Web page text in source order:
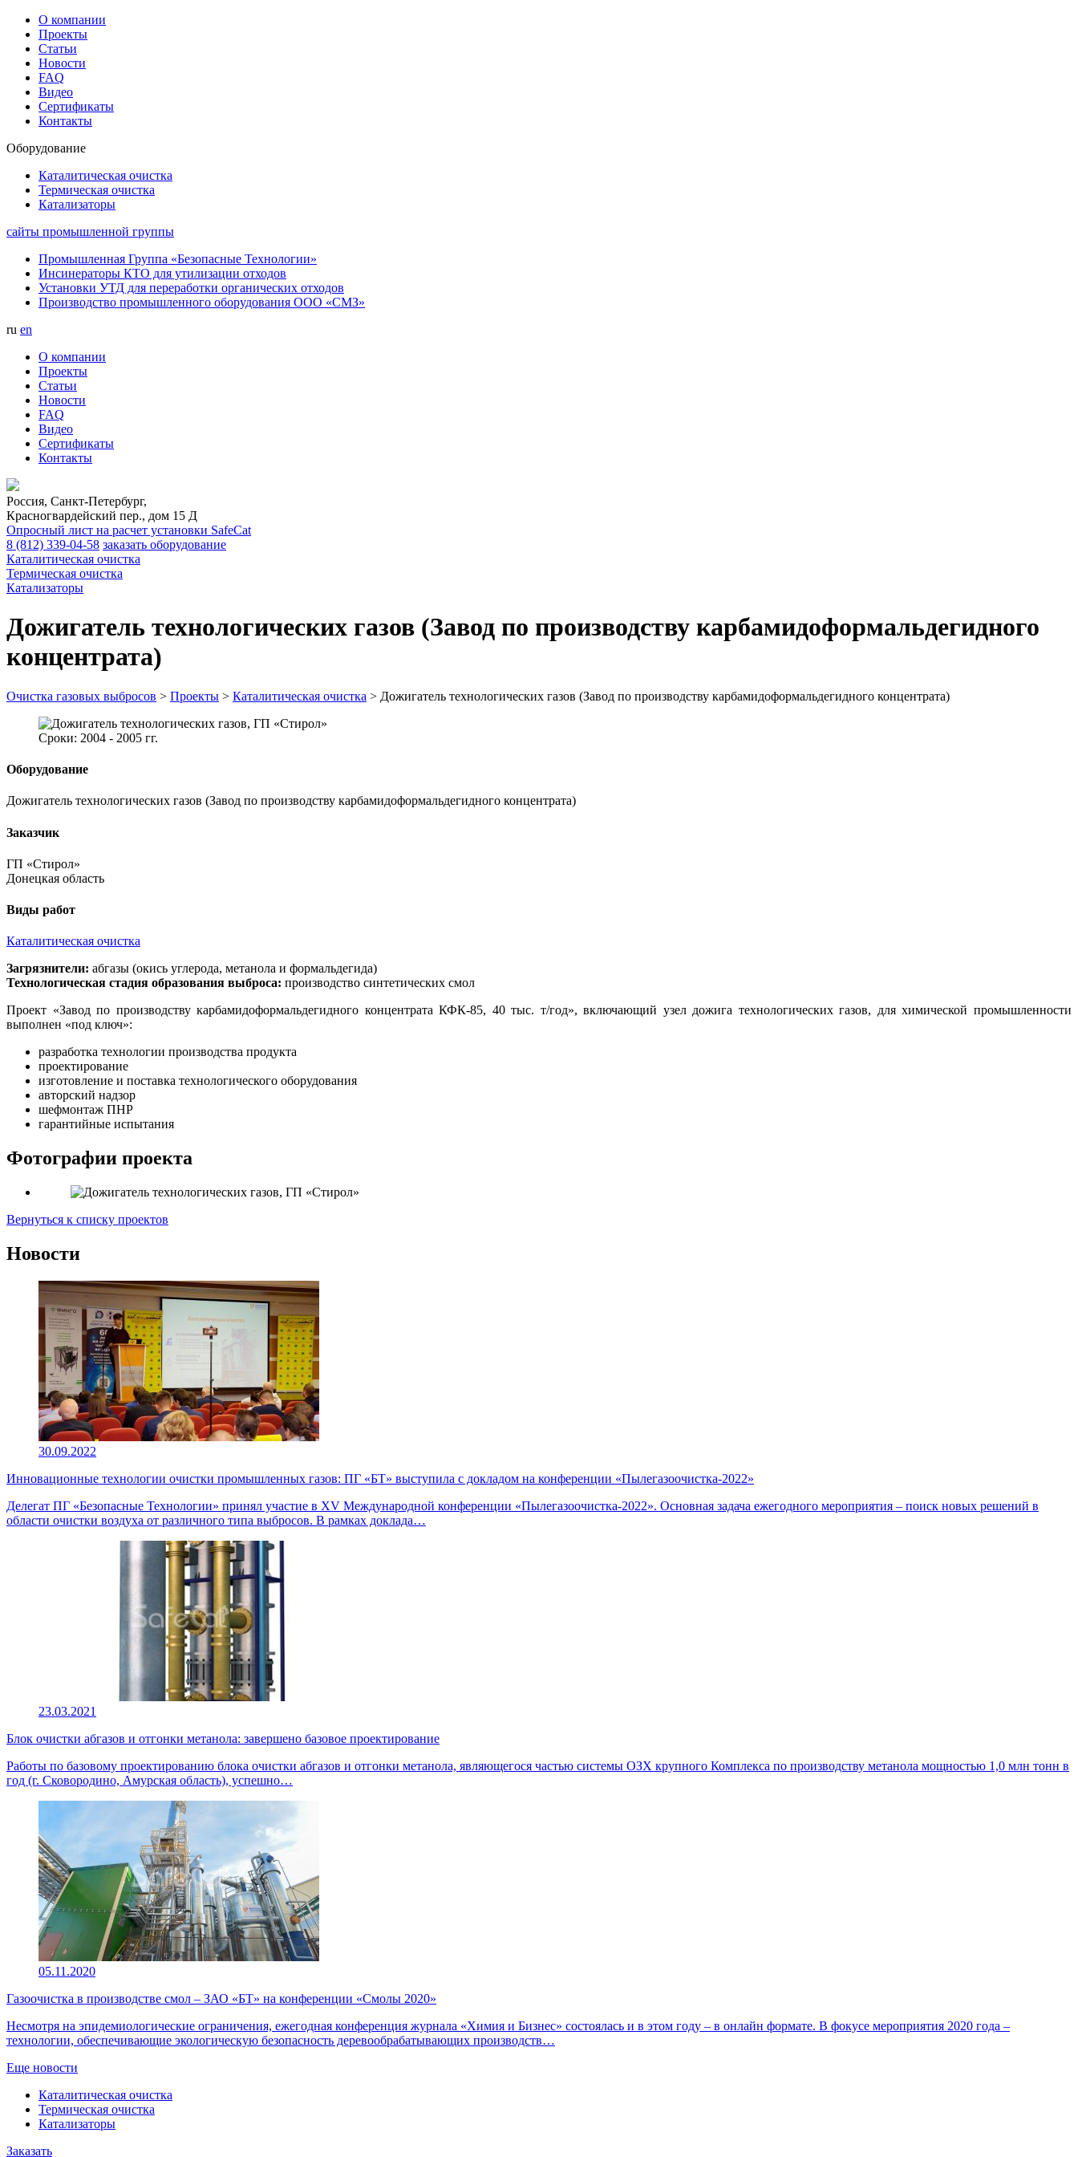
О компании
Проекты
Статьи
Новости
FAQ
Видео
Сертификаты
Контакты
Оборудование
Каталитическая очистка
Термическая очистка
Катализаторы
сайты промышленной группы
Промышленная Группа «Безопасные Технологии»
Инсинераторы КТО для утилизации отходов
Установки УТД для переработки органических отходов
Производство промышленного оборудования ООО «СМЗ»
ru en
О компании
Проекты
Статьи
Новости
FAQ
Видео
Сертификаты
Контакты
Россия, Санкт-Петербург,
Красногвардейский пер., дом 15 Д
Опросный лист на расчет установки SafeCat
8 (812) 339-04-58 заказать оборудование
Каталитическая очистка
Термическая очистка
Катализаторы
Дожигатель технологических газов (Завод по производству карбамидоформальдегидного
концентрата)
Очистка газовых выбросов > Проекты > Каталитическая очистка > Дожигатель технологических газов (Завод по производству карбамидоформальдегидного концентрата)
Сроки: 2004 - 2005 гг.
Оборудование
Дожигатель технологических газов (Завод по производству карбамидоформальдегидного концентрата)
Заказчик
ГП «Стирол»
Донецкая область
Виды работ
Каталитическая очистка
Загрязнители: абгазы (окись углерода, метанола и формальдегида)
Технологическая стадия образования выброса: производство синтетических смол
Проект «Завод по производству карбамидоформальдегидного концентрата КФК-85, 40 тыс. т/год», включающий узел дожига технологических газов, для химической промышленности
выполнен «под ключ»:
разработка технологии производства продукта
проектирование
изготовление и поставка технологического оборудования
авторский надзор
шефмонтаж ПНР
гарантийные испытания
Фотографии проекта
Вернуться к списку проектов
Новости
30.09.2022
Инновационные технологии очистки промышленных газов: ПГ «БТ» выступила с докладом на конференции «Пылегазоочистка-2022»
Делегат ПГ «Безопасные Технологии» принял участие в XV Международной конференции «Пылегазоочистка-2022». Основная задача ежегодного мероприятия – поиск новых решений в
области очистки воздуха от различного типа выбросов. В рамках доклада…
23.03.2021
Блок очистки абгазов и отгонки метанола: завершено базовое проектирование
Работы по базовому проектированию блока очистки абгазов и отгонки метанола, являющегося частью системы ОЗХ крупного Комплекса по производству метанола мощностью 1,0 млн тонн в
год (г. Сковородино, Амурская область), успешно…
05.11.2020
Газоочистка в производстве смол – ЗАО «БТ» на конференции «Смолы 2020»
Несмотря на эпидемиологические ограничения, ежегодная конференция журнала «Химия и Бизнес» состоялась и в этом году – в онлайн формате. В фокусе мероприятия 2020 года –
технологии, обеспечивающие экологическую безопасность деревообрабатывающих производств…
Еще новости
Каталитическая очистка
Термическая очистка
Катализаторы
Заказать